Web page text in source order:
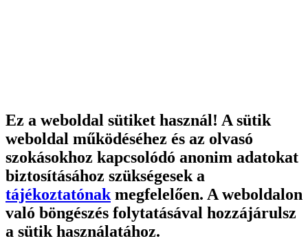
Ez a weboldal sütiket használ! A sütik
weboldal működéséhez és az olvasó
szokásokhoz kapcsolódó anonim adatokat
biztosításához szükségesek a
tájékoztatónak megfelelően. A weboldalon
való böngészés folytatásával hozzájárulsz
a sütik használatához.